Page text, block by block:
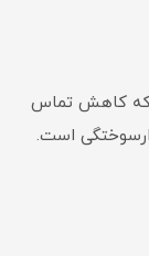
که کاهش تماس
است.